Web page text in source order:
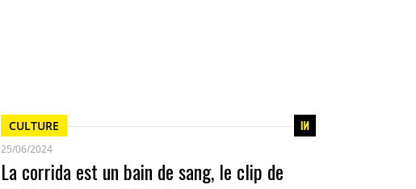
CULTURE
25/06/2024
La corrida est un bain de sang, le clip de